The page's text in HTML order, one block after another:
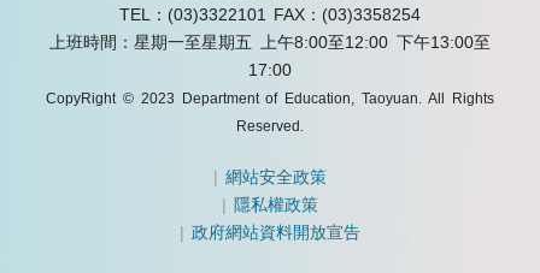
TEL：(03)3322101 FAX：(03)3358254
上班時間：星期一至星期五 上午8:00至12:00 下午13:00至
17:00
CopyRight © 2023 Department of Education, Taoyuan. All Rights
Reserved.
|網站安全政策
| 隱私權政策
|政府網站資料開放宣告